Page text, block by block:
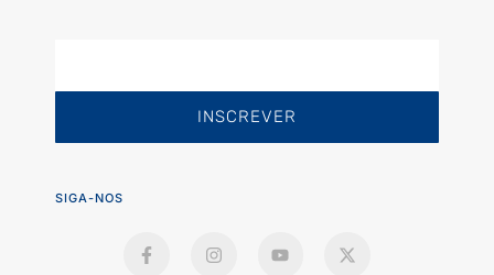
INSCREVER
SIGA-NOS